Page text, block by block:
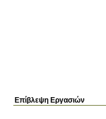
Επίβλεψη Εργασιών